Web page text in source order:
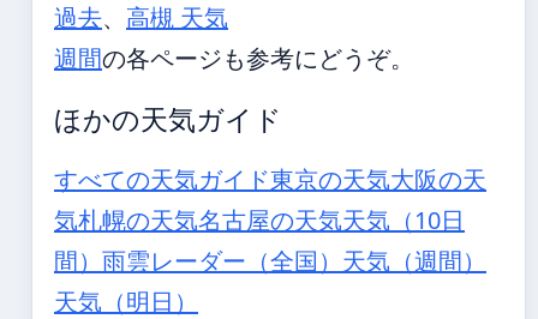
過去、 高槻 天気
週間の各ページも参考にどうぞ。
ほかの天気ガイド
すべての天気ガイド東京の天気大阪の天
気札幌の天気名古屋の天気天気（10日
間） 雨雲レーダー（全国） 天気（週間）
天気（明日）